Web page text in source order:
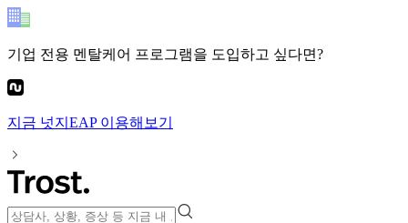
기업 전용 멘탈케어 프로그램을 도입하고 싶다면?
지금 넛지EAP이용해보기